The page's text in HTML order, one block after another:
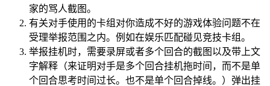
家的骂人截图。
有关对手使用的卡组对你造成不好的游戏体验问题不在
受理举报范围之内。例如在娱乐匹配碰见竞技卡组。
举报挂机时，需要录屏或者多个回合的截图以及带上文
字解释（来证明对手是多个回合挂机拖时间，而不是单
个回合思考时间过长。也不是单个回合掉线。）弹出挂